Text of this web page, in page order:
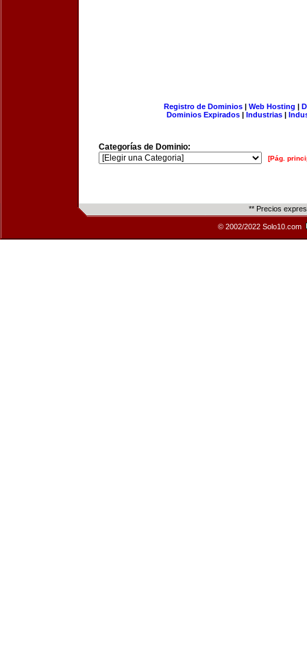
Registro de Dominios| Web Hosting |
Dominios Expirados | Industrias |
Categorías de Dominio:
[Pág.
** Precios
© 2002/2022 Solo10.com